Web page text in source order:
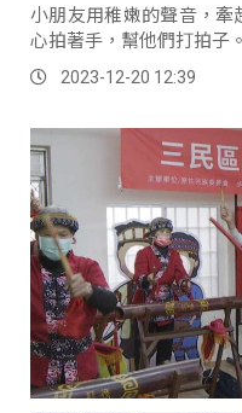
小朋友用稚嫩的聲音，
心拍著手，幫他們打拍子。
2023-12-20 12:39